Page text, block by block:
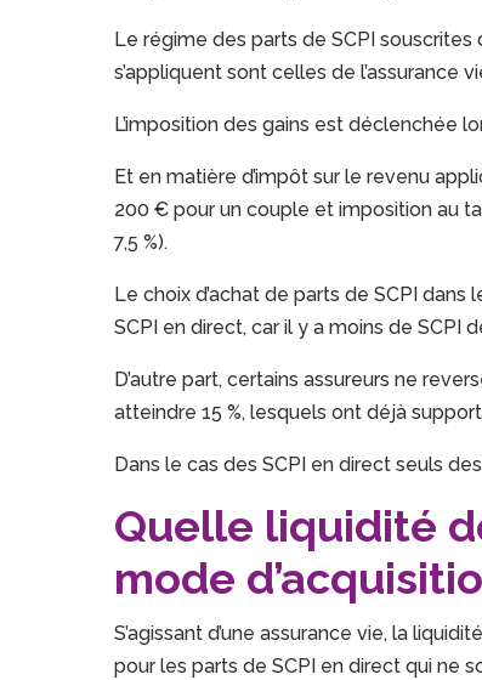
Le régime des parts de SCPI souscrites
s’appliquent sont celles de l’assurance
L’imposition des gains est déclenchée
Et en matière d’impôt sur le revenu
200 € pour un couple et imposition au
7,5 %).
Le choix d’achat de parts de SCPI
SCPI en direct, car il y a moins de SCPI
D’autre part, certains assureurs ne
atteindre 15 %, lesquels ont déjà
Dans le cas des SCPI en direct seuls
Quelle liquidité
mode
S’agissant d’une assurance vie, la
pour les parts de SCPI en direct qui ne